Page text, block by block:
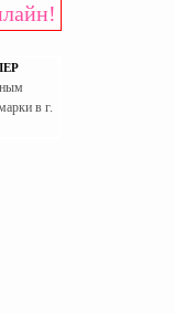
в г.